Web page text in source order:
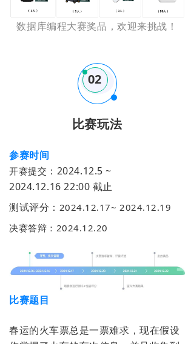
数据库编程大赛奖品，欢迎来挑战！
02
比赛玩法
参赛时间
开赛提交 ： 2024.12.5 ~
2024.12.16 22:00 截止
测试评分 ： 2024.12.17~ 2024.12.19
决赛答辩 ： 2024.12.20
比赛题目
春运的火车票总是一票难求，现在假设